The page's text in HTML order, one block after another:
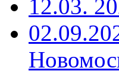
12.03.